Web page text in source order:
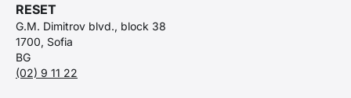
RESET
G.M. Dimitrov blvd., block 38
1700, Sofia
BG
(02) 9 11 22